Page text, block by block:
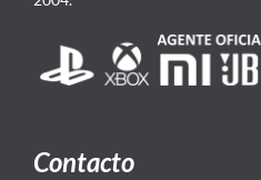
Contacto